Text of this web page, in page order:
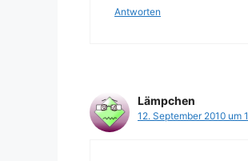
Antworten
Lämpchen
12. September 2010 um